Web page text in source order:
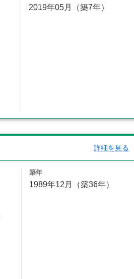
2019年05月（築7年）
詳細を見る
築年
1989年12月（築36年）